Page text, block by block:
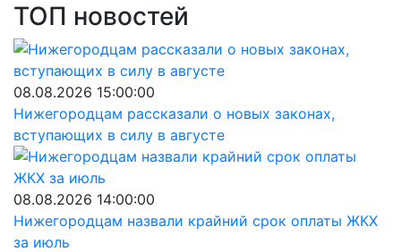
ТОП новостей
08.08.2026 15:00:00
Нижегородцам рассказали о новых законах,
вступающих в силу в августе
08.08.2026 14:00:00
Нижегородцам назвали крайний срок оплаты ЖКХ
за июль